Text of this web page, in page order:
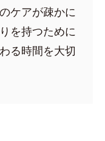
ケアが疎かに
を持つために
る時間を大切